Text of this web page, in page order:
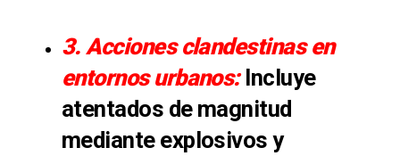
3. Acciones clandestinas en
entornos urbanos:Incluye
atentados de magnitud
mediante explosivos y